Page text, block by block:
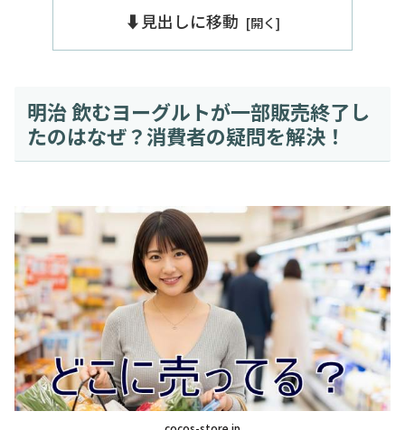
⬇️見出しに移動
明治 飲むヨーグルトが一部販売終了し
たのはなぜ？消費者の疑問を解決！